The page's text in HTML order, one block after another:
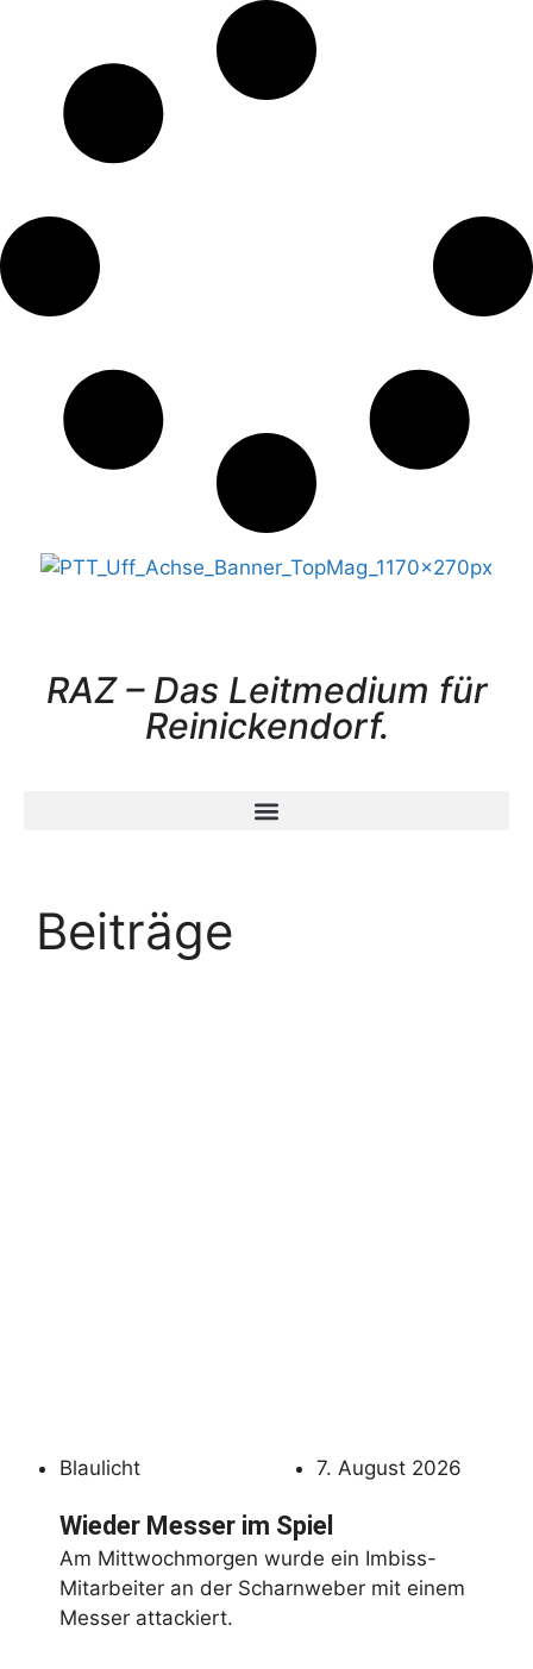
RAZ – Das Leitmedium für
Reinickendorf.
Beiträge
7. August 2026
Blaulicht
Wieder Messer im Spiel
Am Mittwochmorgen wurde ein Imbiss-
Mitarbeiter an der Scharnweber mit einem
Messer attackiert.